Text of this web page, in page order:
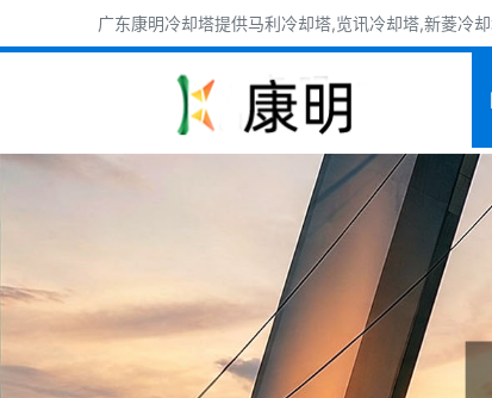
广东康明冷却塔提供马利冷却塔,览讯冷却塔,新菱冷